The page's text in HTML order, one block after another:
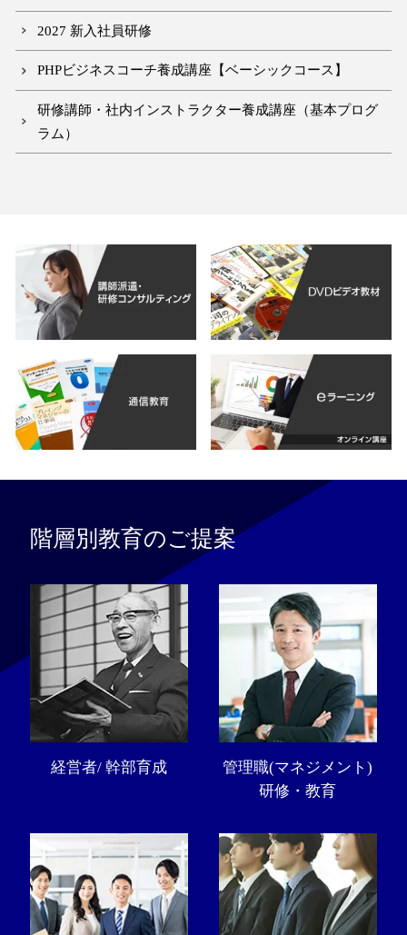
2027 新入社員研修
PHPビジネスコーチ養成講座【ベーシックコース】
研修講師・社内インストラクター養成講座（基本プログ
ラム）
階層別教育のご提案
経営者/ 幹部育成
管理職(マネジメント)
研修・教育